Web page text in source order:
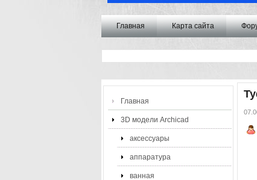
Главная Карта сайта
Главная
3D модели Archicad
аксессуары
аппаратура
ванная